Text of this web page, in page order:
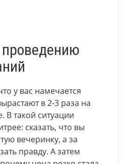
проведению
у вас намечается
в 2-3 раза на
В такой ситуации
сказать, что вы
вечеринку, а за
правду. А затем